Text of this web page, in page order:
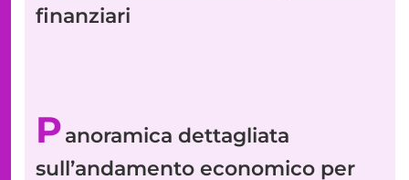
finanziari
Panoramica dettagliata
sull’andamento economico per